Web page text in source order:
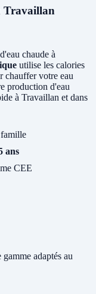
Travaillan
chaude à
utilise les calories
chauffer votre eau
production d'eau
à Travaillan et dans
ans
CEE
adaptés au